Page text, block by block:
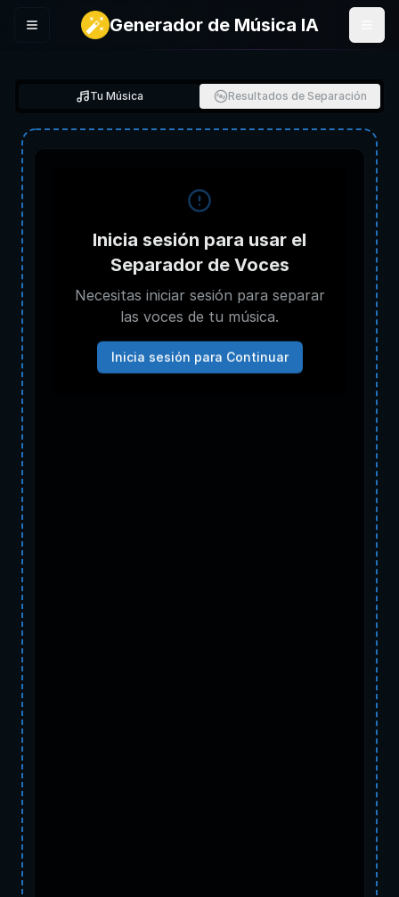
Menu Generador de Música IA
Tu Música Resultados de Separación
Inicia sesión para usar el
Separador de Voces
Necesitas iniciar sesión para separar
las voces de tu música.
Inicia sesión para Continuar